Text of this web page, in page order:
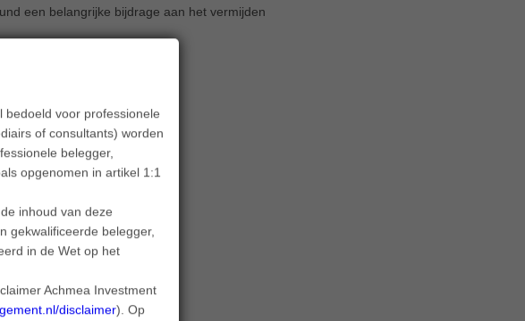
bedoeld voor professionele
of consultants) worden
belegger,
opgenomen in artikel 1:1
inhoud van deze
gekwalificeerde belegger,
in de Wet op het
Achmea Investment
disclaimer). Op
een belangrijke bijdrage aan het vermijden